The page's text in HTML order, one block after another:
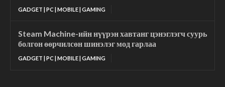
GADGET | PC | MOBILE | GAMING
Steam Machine-ийн нүүрэн хавтанг цэнэглэгч суурь
болгон өөрчилсөн шинэлэг мод гарлаа
GADGET | PC | MOBILE | GAMING